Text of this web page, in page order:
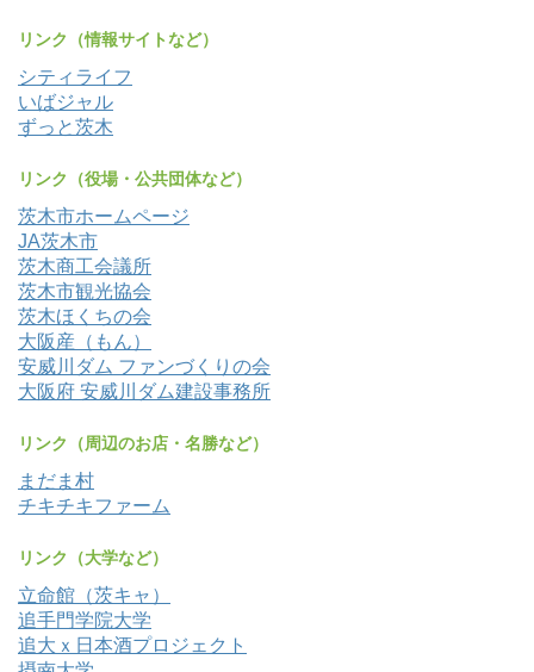
リンク（情報サイトなど）
シティライフ
いばジャル
ずっと茨木
リンク（役場・公共団体など）
茨木市ホームページ
JA茨木市
茨木商工会議所
茨木市観光協会
茨木ほくちの会
大阪産（もん）
安威川ダム ファンづくりの会
大阪府 安威川ダム建設事務所
リンク（周辺のお店・名勝など）
まだま村
チキチキファーム
リンク（大学など）
立命館（茨キャ）
追手門学院大学
追大ｘ日本酒プロジェクト